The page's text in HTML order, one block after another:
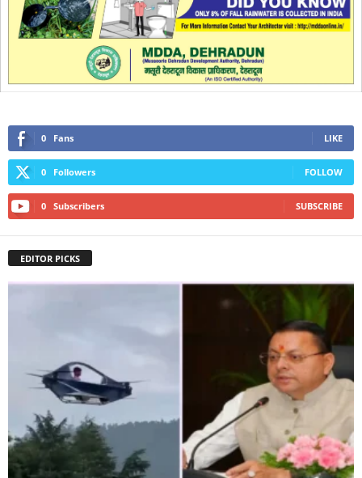
0 Fans LIKE
0 Followers FOLLOW
0 Subscribers SUBSCRIBE
EDITOR PICKS